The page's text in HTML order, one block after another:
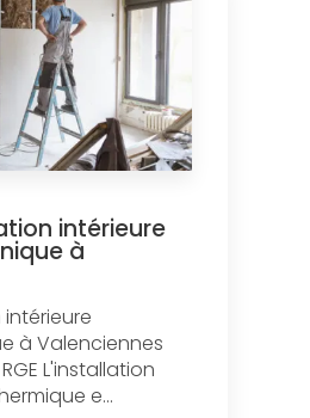
intérieure
à
à Valenciennes
L'installation
e...